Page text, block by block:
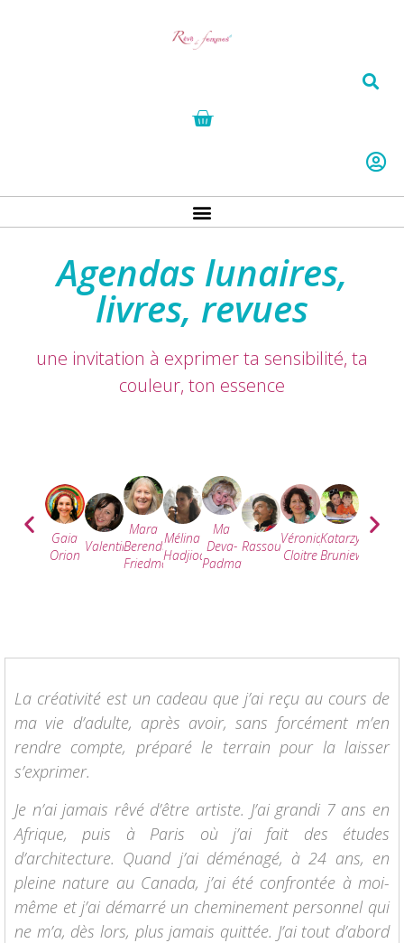
Agendas lunaires,
livres, revues
une invitation à exprimer ta sensibilité, ta
couleur, ton essence
Gaia
Orion
Valentine
Mara
Berendt-
Friedman
Mélina
Hadjioannou
Ma
Deva-
Padma
RassouliVéronique
Cloitre
Katarzyna
Bruniewska
La créativité est un cadeau que j’ai reçu au cours de
ma vie d’adulte, après avoir, sans forcément m’en
rendre compte, préparé le terrain pour la laisser
s’exprimer.
Je n’ai jamais rêvé d’être artiste. J’ai grandi 7 ans en
Afrique, puis à Paris où j’ai fait des études
d’architecture. Quand j’ai déménagé, à 24 ans, en
pleine nature au Canada, j’ai été confrontée à moi-
même et j’ai démarré un cheminement personnel qui
ne m’a, dès lors, plus jamais quittée. J’ai tout d’abord